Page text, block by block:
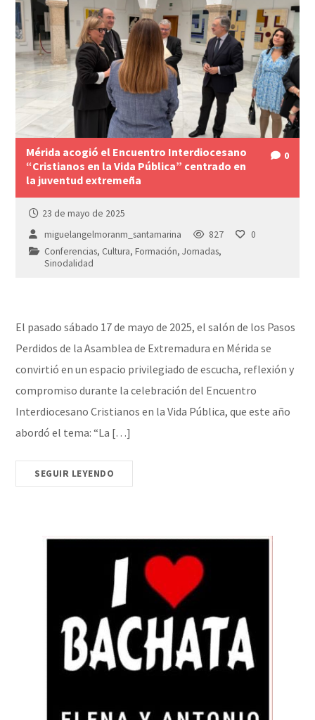
Mérida acogió el Encuentro Interdiocesano
“Cristianos en la Vida Pública” centrado en
la juventud extremeña
0
23 de mayo de 2025
miguelangelmoranm_santamarina
827
0
Conferencias, Cultura,Formación,Jornadas,
Sinodalidad
El pasado sábado 17 de mayo de 2025, el salón de los Pasos
Perdidos de la Asamblea de Extremadura en Mérida se
convirtió en un espacio privilegiado de escucha, reflexión y
compromiso durante la celebración del Encuentro
Interdiocesano Cristianos en la Vida Pública, que este año
abordó el tema: “La […]
SEGUIR LEYENDO